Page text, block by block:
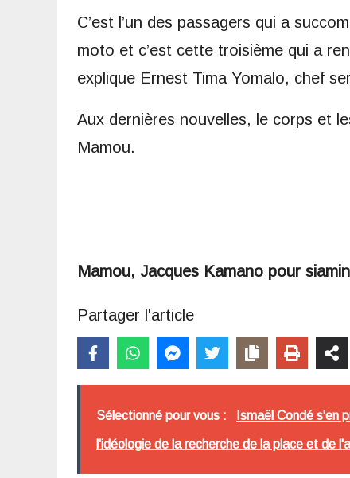
C’est l’un des passagers qui a
moto et c’est cette troisième qui a
explique Ernest Tima Yomalo, chef
Aux dernières nouvelles, le corps et
Mamou.
Mamou, Jacques Kamano pour
Partager l'article
Sélectionné pour vous : Ismaël Condé s'en
l'idéologie de la recherche de la place et de